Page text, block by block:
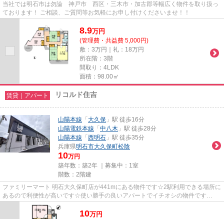
当社では明石市は勿論 神戸市 西区・三木市・加古郡等幅広く物件を取り扱っ
ております！ ご相談、ご質問等お気軽にお申し付けくださいませ！！
8.9万円
(管理費・共益費 5,000円)
敷：3万円｜礼：18万円
所在階：3階
間取り：4LDK
面積：98.00㎡
賃貸｜アパート リコルド住吉
山陽本線 「 大久保 」駅 徒歩16分
山陽電鉄本線 「 中八木 」駅 徒歩28分
山陽本線 「 西明石 」駅 徒歩35分
兵庫県明石市大久保町松陰
10万円
築年数：築2年 ｜募集中： 1室
階数：2階建
ファミリーマート 明石大久保町店が441mにある物件です☆2駅利用できる場所に
あるので利便性が高いです☆使い勝手の良いアパートでイチオシの物件です
☆078-922-0030からホームメイトＦＣ...
10万円